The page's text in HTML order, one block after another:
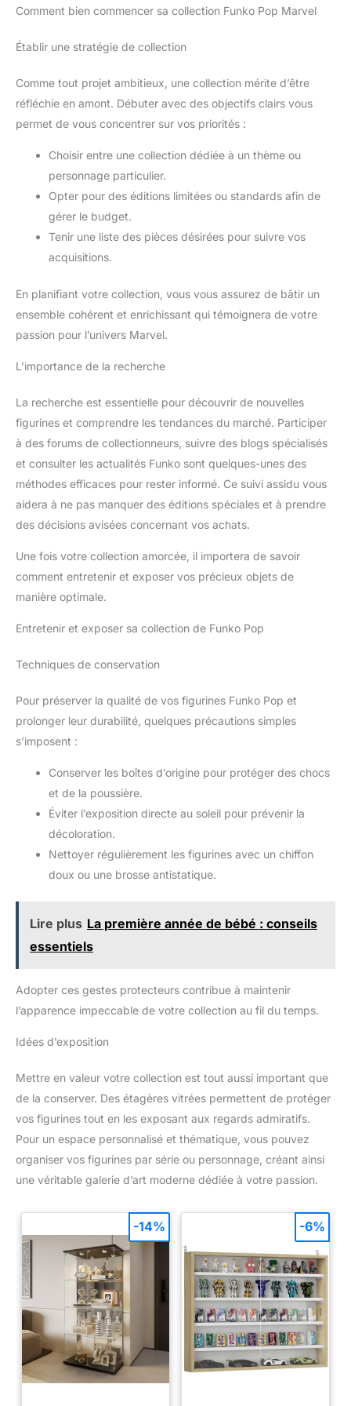
déguisement Marvelparfait pour les filles et garçons fans des
Comment bien commencer sa collection Funko Pop Marvel
Établir une stratégie de collection
Comme tout projet ambitieux, une collection mérite d’être
réfléchie en amont. Débuter avec des objectifs clairs vous
permet de vous concentrer sur vos priorités :
Choisir entre une collection dédiée à un thème ou
personnage particulier.
Opter pour des éditions limitées ou standards afin de
gérer le budget.
Tenir une liste des pièces désirées pour suivre vos
acquisitions.
En planifiant votre collection, vous vous assurez de bâtir un
ensemble cohérent et enrichissant qui témoignera de votre
passion pour l’univers Marvel.
L’importance de la recherche
La recherche est essentielle pour découvrir de nouvelles
figurines et comprendre les tendances du marché. Participer
à des forums de collectionneurs, suivre des blogs spécialisés
et consulter les actualités Funko sont quelques-unes des
méthodes efficaces pour rester informé. Ce suivi assidu vous
aidera à ne pas manquer des éditions spéciales et à prendre
des décisions avisées concernant vos achats.
Une fois votre collection amorcée, il importera de savoir
comment entretenir et exposer vos précieux objets de
manière optimale.
Entretenir et exposer sa collection de Funko Pop
Techniques de conservation
Pour préserver la qualité de vos figurines Funko Pop et
prolonger leur durabilité, quelques précautions simples
s’imposent :
Conserver les boîtes d’origine pour protéger des chocs
et de la poussière.
Éviter l’exposition directe au soleil pour prévenir la
décoloration.
Nettoyer régulièrement les figurines avec un chiffon
doux ou une brosse antistatique.
Lire plus La première année de bébé : conseils
essentiels
Adopter ces gestes protecteurs contribue à maintenir
l’apparence impeccable de votre collection au fil du temps.
Idées d’exposition
Mettre en valeur votre collection est tout aussi important que
de la conserver. Des étagères vitrées permettent de protéger
vos figurines tout en les exposant aux regards admiratifs.
Pour un espace personnalisé et thématique, vous pouvez
organiser vos figurines par série ou personnage, créant ainsi
une véritable galerie d’art moderne dédiée à votre passion.
-14% -6%